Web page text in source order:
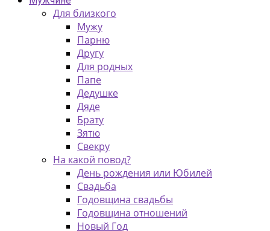
Для близкого
Мужу
Парню
Другу
Для родных
Папе
Дедушке
Дяде
Брату
Зятю
Свекру
На какой повод?
День рождения или Юбилей
Свадьба
Годовщина свадьбы
Годовщина отношений
Новый Год